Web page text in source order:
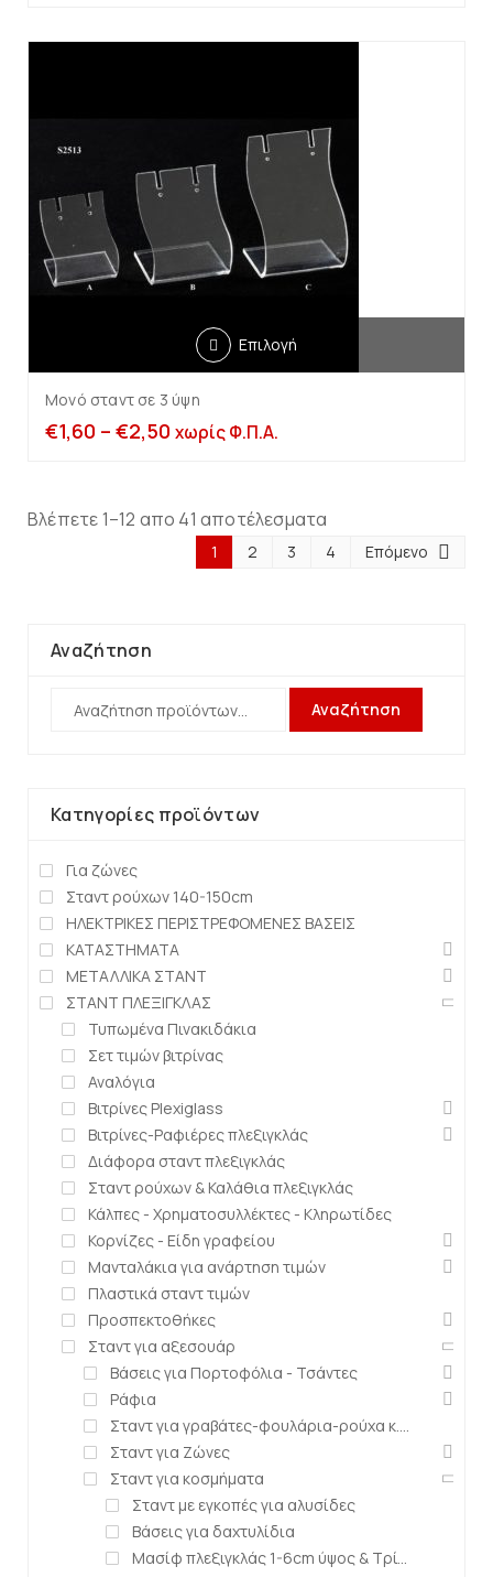
Επιλογή
Μονό σταντ σε 3 ύψη
€1,60 – €2,50 χωρίς Φ.Π.Α.
Βλέπετε 1–12 απο 41 αποτέλεσματα
1 2 3 4 Επόμενο
Αναζήτηση
Αναζήτηση
Κατηγορίες προϊόντων
Για ζώνες
Σταντ ρούχων 140-150cm
ΗΛΕΚΤΡΙΚΕΣ ΠΕΡΙΣΤΡΕΦΟΜΕΝΕΣ ΒΑΣΕΙΣ
ΚΑΤΑΣΤΗΜΑΤΑ
ΜΕΤΑΛΛΙΚΑ ΣΤΑΝΤ
ΣΤΑΝΤ ΠΛΕΞΙΓΚΛΑΣ
Τυπωμένα Πινακιδάκια
Σετ τιμών βιτρίνας
Αναλόγια
Βιτρίνες Plexiglass
Βιτρίνες-Ραφιέρες πλεξιγκλάς
Διάφορα σταντ πλεξιγκλάς
Σταντ ρούχων & Καλάθια πλεξιγκλάς
Κάλπες - Χρηματοσυλλέκτες - Κληρωτίδες
Κορνίζες - Είδη γραφείου
Μανταλάκια για ανάρτηση τιμών
Πλαστικά σταντ τιμών
Προσπεκτοθήκες
Σταντ για αξεσουάρ
Βάσεις για Πορτοφόλια - Τσάντες
Ράφια
Σταντ για γραβάτες-φουλάρια-ρούχα κ.α.
Σταντ για Ζώνες
Σταντ για κοσμήματα
Σταντ με εγκοπές για αλυσίδες
Βάσεις για δαχτυλίδια
Μασίφ πλεξιγκλάς 1-6cm ύψος & Τρίγωνα μασίφ